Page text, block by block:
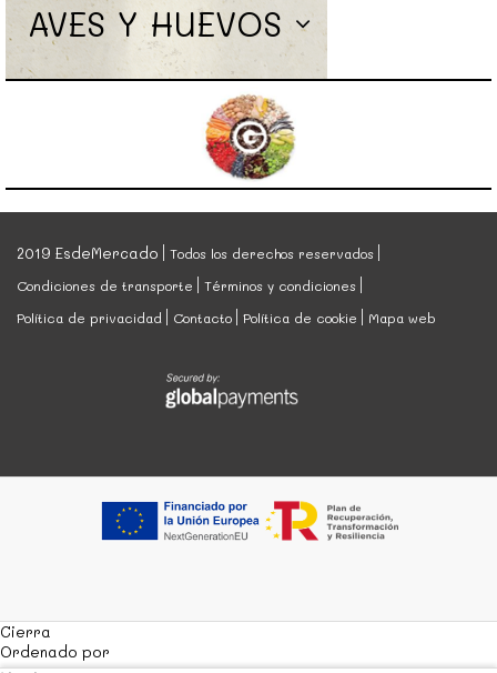
AVES Y HUEVOS
2019 EsdeMercado
Todos los derechos reservados
Condiciones de transporte
Términos y condiciones
Política de privacidad
Contacto Política de cookie Mapa web
Cierra
Ordenado por